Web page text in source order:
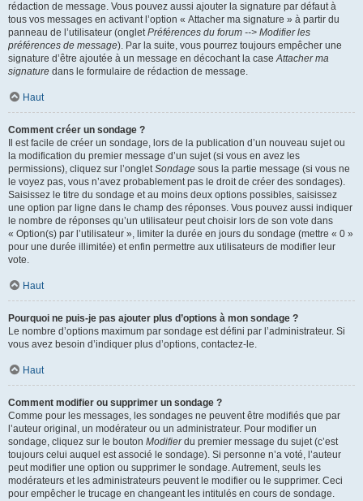
rédaction de message. Vous pouvez aussi ajouter la signature par défaut à
tous vos messages en activant l’option « Attacher ma signature » à partir du
panneau de l’utilisateur (ongletPréférences du forum --> Modifier les
préférences de message). Par la suite, vous pourrez toujours empêcher une
signature d’être ajoutée à un message en décochant la caseAttacher ma
signature dans le formulaire de rédaction de message.
Haut
Comment créer un sondage ?
Il est facile de créer un sondage, lors de la publication d’un nouveau sujet ou
la modification du premier message d’un sujet (si vous en avez les
permissions), cliquez sur l’ongletSondage sous la partie message (si vous ne
le voyez pas, vous n’avez probablement pas le droit de créer des sondages).
Saisissez le titre du sondage et au moins deux options possibles, saisissez
une option par ligne dans le champ des réponses. Vous pouvez aussi indiquer
le nombre de réponses qu’un utilisateur peut choisir lors de son vote dans
« Option(s) par l’utilisateur », limiter la durée en jours du sondage (mettre « 0 »
pour une durée illimitée) et enfin permettre aux utilisateurs de modifier leur
vote.
Haut
Pourquoi ne puis-je pas ajouter plus d’options à mon sondage ?
Le nombre d’options maximum par sondage est défini par l’administrateur. Si
vous avez besoin d’indiquer plus d’options, contactez-le.
Haut
Comment modifier ou supprimer un sondage ?
Comme pour les messages, les sondages ne peuvent être modifiés que par
l’auteur original, un modérateur ou un administrateur. Pour modifier un
sondage, cliquez sur le bouton Modifierdu premier message du sujet (c’est
toujours celui auquel est associé le sondage). Si personne n’a voté, l’auteur
peut modifier une option ou supprimer le sondage. Autrement, seuls les
modérateurs et les administrateurs peuvent le modifier ou le supprimer. Ceci
pour empêcher le trucage en changeant les intitulés en cours de sondage.